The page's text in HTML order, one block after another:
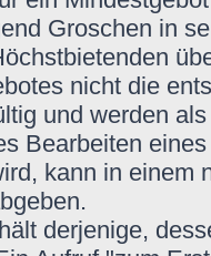
Groschen in
nicht die
und werden
Bearbeiten
kann in einem
derjenige,